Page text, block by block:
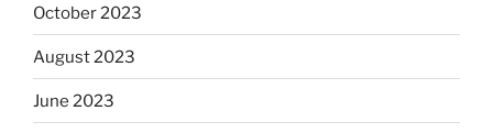
October 2023
August 2023
June 2023